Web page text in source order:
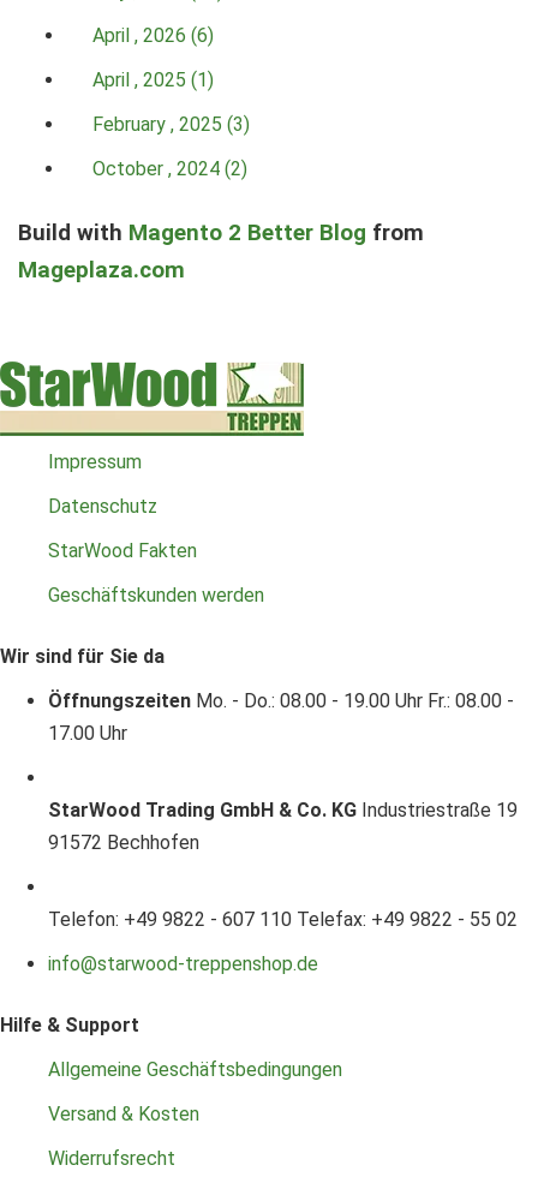
April , 2026 (6)
April , 2025 (1)
February , 2025 (3)
October , 2024 (2)
Build with Magento 2 Better Blog from
Mageplaza.com
Impressum
Datenschutz
StarWood Fakten
Geschäftskunden werden
Wir sind für Sie da
Öffnungszeiten Mo. - Do.: 08.00 - 19.00 Uhr Fr.: 08.00 -
17.00 Uhr
StarWood Trading GmbH & Co. KG Industriestraße 19
91572 Bechhofen
Telefon: +49 9822 - 607 110 Telefax: +49 9822 - 55 02
info@starwood-treppenshop.de
Hilfe & Support
Allgemeine Geschäftsbedingungen
Versand & Kosten
Widerrufsrecht